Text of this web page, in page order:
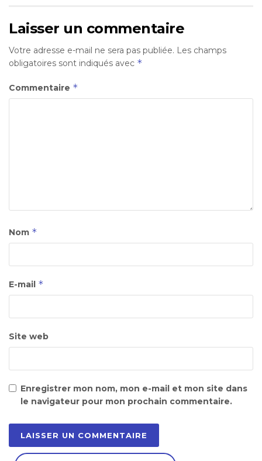
Laisser un commentaire
Votre adresse e-mail ne sera pas publiée. Les champs
obligatoires sont indiqués avec *
Commentaire *
Nom *
E-mail *
Site web
Enregistrer mon nom, mon e-mail et mon site dans
le navigateur pour mon prochain commentaire.